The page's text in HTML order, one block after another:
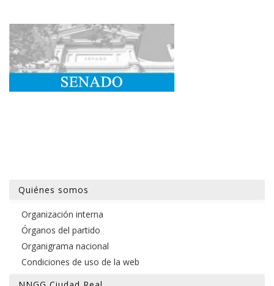
Quiénes somos
Organización interna
Órganos del partido
Organigrama nacional
Condiciones de uso de la web